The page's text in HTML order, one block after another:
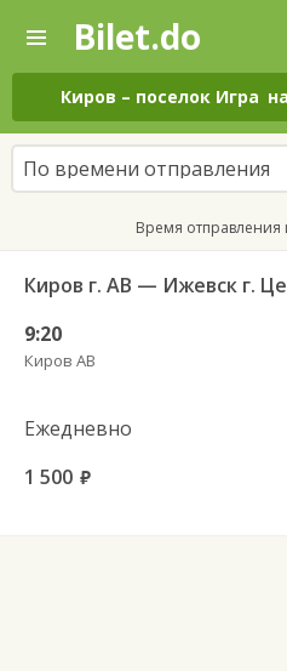
—
Поиск
и
покупка
билетов
на
автобус
онлайн
Bilet.do
Киров – поселок Игра
По времени отправления
Время
Киров г. АВ — Ижевск г.
9:20
Киров АВ
Ежедневно
1 500 руб.